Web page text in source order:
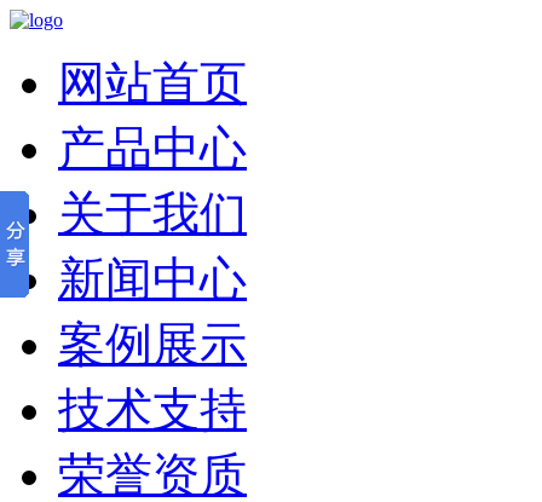
网站首页
产品中心
关于我们
新闻中心
案例展示
技术支持
荣誉资质